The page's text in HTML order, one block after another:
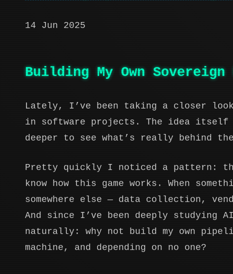
14 Jun 2025
Building My Own
Lately, I’ve been taking a closer
in software projects. The idea itself
deeper to see what’s really behind
Pretty quickly I noticed a pattern:
know how this game works. When
somewhere else — data collection,
And since I’ve been deeply studying
naturally: why not build my own
machine, and depending on no one?